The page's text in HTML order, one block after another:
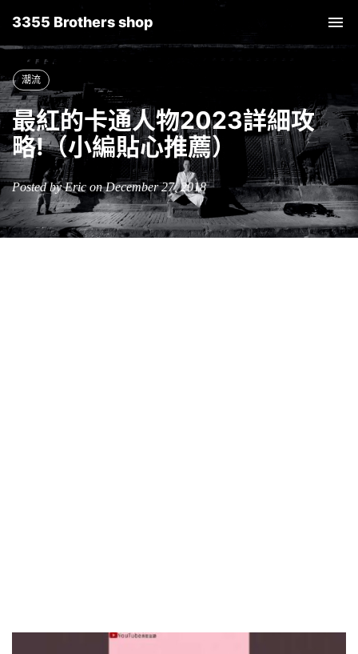
3355 Brothers shop
潮流
最紅的卡通人物2023詳細攻
略!（小編貼心推薦）
Posted by Eric on December 27, 2018